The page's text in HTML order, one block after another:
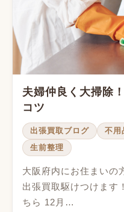
夫婦仲良く大掃除
コツ
出張買取ブログ
不用
生前整理
大阪府内にお住まいの
出張買取駆けつけます
ちら 12月…